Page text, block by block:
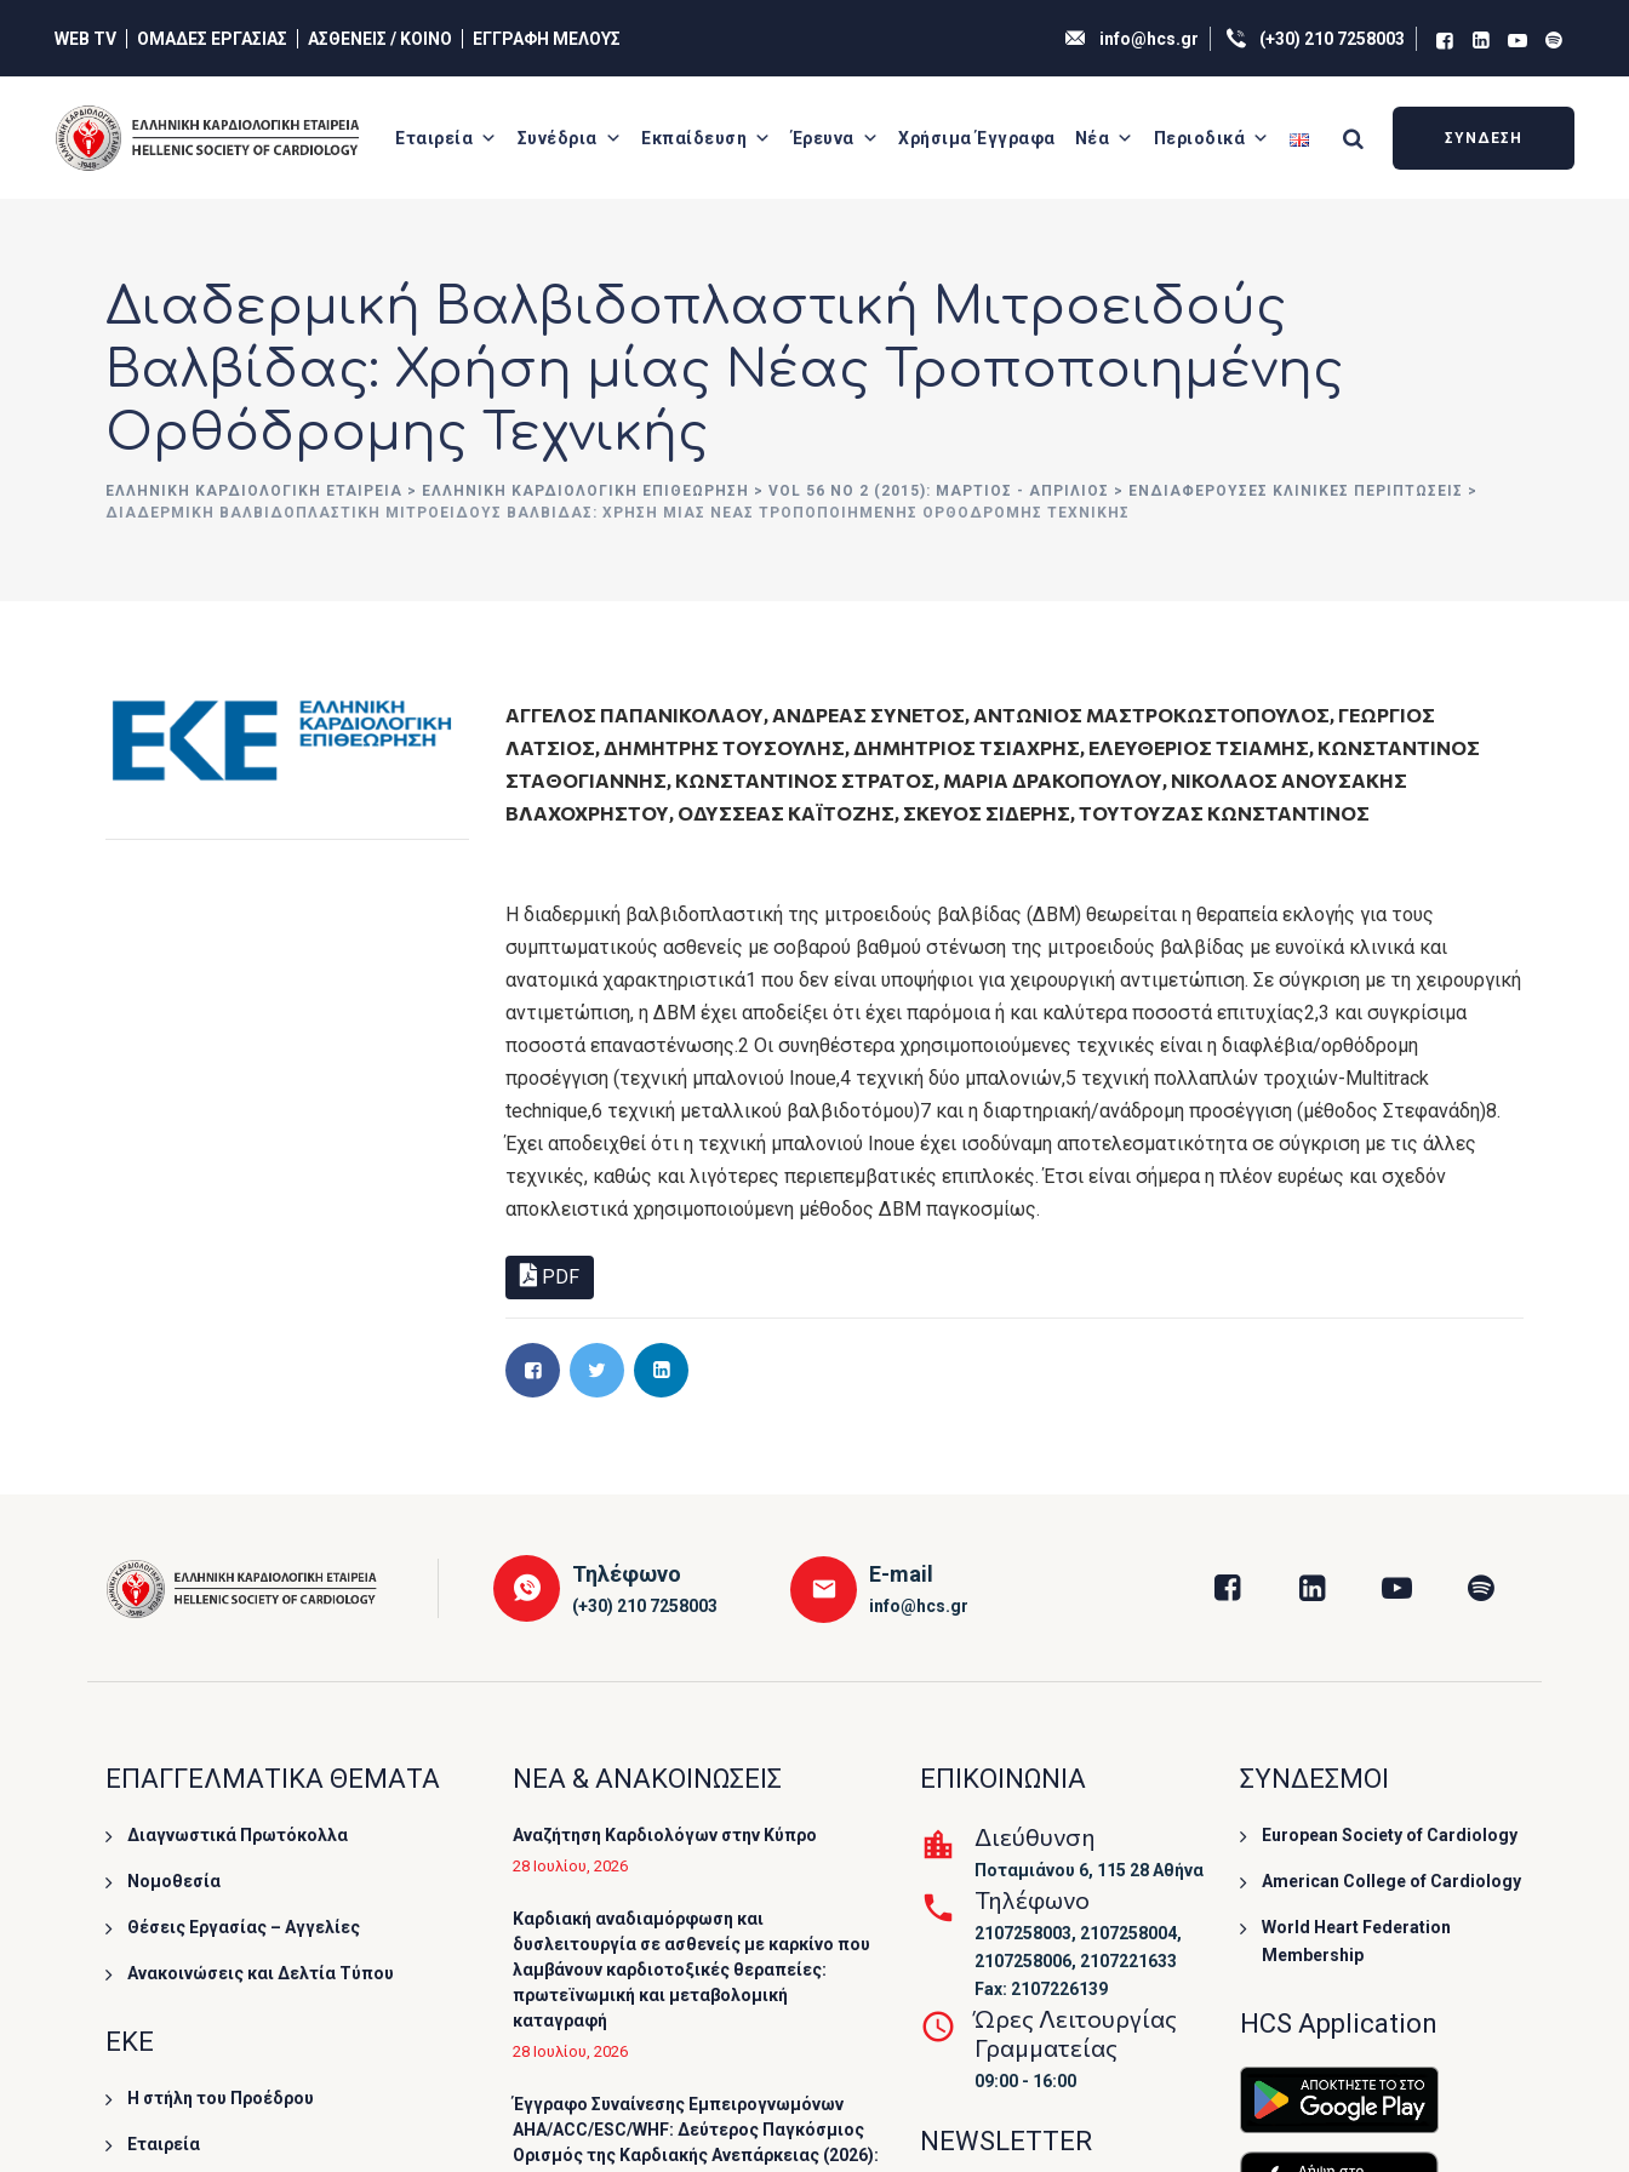
content
WEB TV ΟΜΑΔΕΣ ΕΡΓΑΣΙΑΣ ΑΣΘΕΝΕΙΣ / ΚΟΙΝΟ ΕΓΓΡΑΦΗ ΜΕΛΟΥΣ info@hcs.gr (+30) 210 7258003
Εταιρεία Συνέδρια Εκπαίδευση Έρευνα Χρήσιμα Έγγραφα Νέα Περιοδικά ΣΥΝΔΕΣΗ
Διαδερμική Βαλβιδοπλαστική Μιτροειδούς
Βαλβίδας: Χρήση μίας Νέας Τροποποιημένης
Ορθόδρομης Τεχνικής
ΕΛΛΗΝΙΚΉ ΚΑΡΔΙΟΛΟΓΙΚΉ ΕΤΑΙΡΕΊΑ > ΕΛΛΗΝΙΚΗ ΚΑΡΔΙΟΛΟΓΙΚΗ ΕΠΙΘΕΩΡΗΣΗ > VOL 56 NO 2 (2015): ΜΆΡΤΙΟΣ - ΑΠΡΊΛΙΟΣ > ΕΝΔΙΑΦΕΡΟΥΣΕΣ ΚΛΙΝΙΚΕΣ ΠΕΡΙΠΤΩΣΕΙΣ >
ΔΙΑΔΕΡΜΙΚΉ ΒΑΛΒΙΔΟΠΛΑΣΤΙΚΉ ΜΙΤΡΟΕΙΔΟΎΣ ΒΑΛΒΊΔΑΣ: ΧΡΉΣΗ ΜΊΑΣ ΝΈΑΣ ΤΡΟΠΟΠΟΙΗΜΈΝΗΣ ΟΡΘΌΔΡΟΜΗΣ ΤΕΧΝΙΚΉΣ
ΆΓΓΕΛΟΣ ΠΑΠΑΝΙΚΟΛΆΟΥ,ΑΝΔΡΕΑΣ ΣΥΝΕΤΟΣ,ΑΝΤΏΝΙΟΣ ΜΑΣΤΡΟΚΩΣΤΌΠΟΥΛΟΣ, ΓΕΏΡΓΙΟΣ
ΛΆΤΣΙΟΣ,ΔΗΜΉΤΡΗΣ ΤΟΎΣΟΥΛΗΣ,ΔΗΜΉΤΡΙΟΣ ΤΣΙΑΧΡΉΣ, ΕΛΕΥΘΈΡΙΟΣ ΤΣΙΆΜΗΣ, ΚΩΝΣΤΑΝΤΙΝΟΣ
ΣΤΑΘΟΓΙΑΝΝΗΣ, ΚΩΝΣΤΑΝΤΙΝΟΣ ΣΤΡΑΤΟΣ, ΜΑΡΊΑ ΔΡΑΚΟΠΟΎΛΟΥ, ΝΙΚΟΛΑΟΣ ΑΝΟΥΣΑΚΗΣ
ΒΛΑΧΟΧΡΗΣΤΟΥ, ΟΔΥΣΣΈΑΣ ΚΑΪΤΌΖΗΣ, ΣΚΕΎΟΣ ΣΙΔΕΡΉΣ,ΤΟΥΤΟΥΖΑΣ ΚΩΝΣΤΑΝΤΙΝΟΣ
Η διαδερμική βαλβιδοπλαστική της μιτροειδούς βαλβίδας (ΔΒΜ) θεωρείται η θεραπεία εκλογής για τους
συμπτωματικούς ασθενείς με σοβαρού βαθμού στένωση της μιτροειδούς βαλβίδας με ευνοϊκά κλινικά και
ανατομικά χαρακτηριστικά1 που δεν είναι υποψήφιοι για χειρουργική αντιμετώπιση. Σε σύγκριση με τη χειρουργική
αντιμετώπιση, η ΔΒΜ έχει αποδείξει ότι έχει παρόμοια ή και καλύτερα ποσοστά επιτυχίας2,3 και συγκρίσιμα
ποσοστά επαναστένωσης.2 Οι συνηθέστερα χρησιμοποιούμενες τεχνικές είναι η διαφλέβια/ορθόδρομη
προσέγγιση (τεχνική μπαλονιού Inoue,4 τεχνική δύο μπαλονιών,5 τεχνική πολλαπλών τροχιών-Multitrack
technique,6 τεχνική μεταλλικού βαλβιδοτόμου)7 και η διαρτηριακή/ανάδρομη προσέγγιση (μέθοδος Στεφανάδη)8.
Έχει αποδειχθεί ότι η τεχνική μπαλονιού Inoue έχει ισοδύναμη αποτελεσματικότητα σε σύγκριση με τις άλλες
τεχνικές, καθώς και λιγότερες περιεπεμβατικές επιπλοκές. Έτσι είναι σήμερα η πλέον ευρέως και σχεδόν
αποκλειστικά χρησιμοποιούμενη μέθοδος ΔΒΜ παγκοσμίως.
PDF
Τηλέφωνο
(+30) 210 7258003
E-mail
info@hcs.gr
ΕΠΑΓΓΕΛΜΑΤΙΚΑ ΘΕΜΑΤΑ
Διαγνωστικά Πρωτόκολλα
Νομοθεσία
Θέσεις Εργασίας – Αγγελίες
Ανακοινώσεις και Δελτία Τύπου
ΕΚΕ
Η στήλη του Προέδρου
Εταιρεία
ΝΕΑ & ΑΝΑΚΟΙΝΩΣΕΙΣ
Αναζήτηση Καρδιολόγων στην Κύπρο
28 Ιουλίου, 2026
Καρδιακή αναδιαμόρφωση και
δυσλειτουργία σε ασθενείς με καρκίνο που
λαμβάνουν καρδιοτοξικές θεραπείες:
πρωτεϊνωμική και μεταβολομική
καταγραφή
28 Ιουλίου, 2026
Έγγραφο Συναίνεσης Εμπειρογνωμόνων
AHA/ACC/ESC/WHF: Δεύτερος Παγκόσμιος
Ορισμός της Καρδιακής Ανεπάρκειας (2026):
ΕΠΙΚΟΙΝΩΝΙΑ
Διεύθυνση
Ποταμιάνου 6, 115 28 Αθήνα
Τηλέφωνο
2107258003, 2107258004,
2107258006, 2107221633
Fax: 2107226139
Ώρες Λειτουργίας
Γραμματείας
09:00 - 16:00
NEWSLETTER
ΣΥΝΔΕΣΜΟΙ
European Society of Cardiology
American College of Cardiology
World Heart Federation
Membership
HCS Application